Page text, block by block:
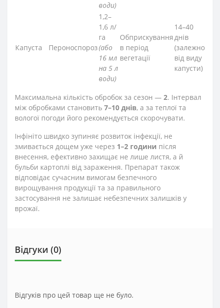
води)
Капуста Пероноспороз
1,2–
1,6 л/
га
(або
16 мл
на 5 л
води)
Обприскування
в період
вегетації
14–40
днів
(залежно
від виду
капусти)
Максимальна кількість обробок за сезон — 2. Інтервал
між обробками становить 7–10 днів, а за теплої та
вологої погоди його рекомендується скорочувати.
Інфініто швидко зупиняє розвиток інфекції, не
змивається дощем уже через 1–2 години після
внесення, ефективно захищає не лише листя, а й
бульби картоплі від зараження. Препарат також
відповідає сучасним вимогам безпечного
вирощування продукції та за правильного
застосування не залишає небезпечних залишків у
врожаї.
Відгуки (0)
Відгуків про цей товар ще не було.